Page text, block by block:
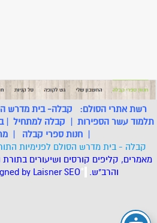
רשת אתרי הסולם: קבלה- בית מדרש
תלמוד עשר הספירות | קבלה למתחיל |
| חנות ספרי קבלה |
קבלה - בית מדרש הסולם לפנימיות
מאמרים, קליפים קורסים ושיעורים
והרב"ש. *
by LaisnerSEO